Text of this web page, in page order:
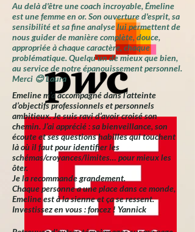
Au delà d'être une coach incroyable, Émeline
est une femme en or. Son ouverture d'esprit, sa
sensibilité et sa fine analyse lui permettent de
nous guider de manière complète, douce,
appropriée à chaque caractère, chaque
problématique. Quelqu'un de mieux que bien,
au service de notre épanouissement personnel.
Merci 😊 Laura
Emeline m’a accompagné dans l’atteinte
d’objectifs professionnels et personnels
ambitieux. Je suis ravi d’avoir croisé son
chemin. J’ai apprécié : sa bienveillance, son
écoute et ses questions habilles qui touchent
là où il faut pour identifier les
schémas/croyances/limites… pour mieux les
ôter.
Je la recommande grandement.
Chaque personne a une place dans ce monde,
Emeline est à la sienne et ça se ressent.
Investissez en vous : foncez ! Yannick